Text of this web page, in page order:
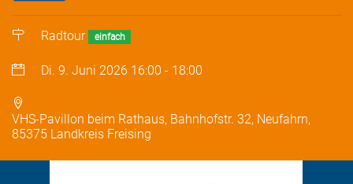
Radtour einfach
Di. 9. Juni 2026 16:00 - 18:00
VHS-Pavillon beim Rathaus, Bahnhofstr. 32, Neufahrn,
85375 Landkreis Freising